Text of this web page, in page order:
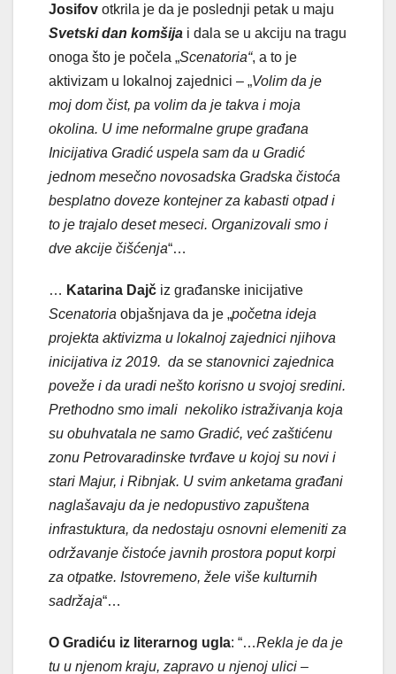
Josifov otkrila je da je poslednji petak u maju
Svetski dan komšija i dala se u akciju na tragu
onoga što je počela „Scenatoria“, a to je
aktivizam u lokalnoj zajednici – „Volim da je
moj dom čist, pa volim da je takva i moja
okolina. U ime neformalne grupe građana
Inicijativa Gradić uspela sam da u Gradić
jednom mesečno novosadska Gradska čistoća
besplatno doveze kontejner za kabasti otpad i
to je trajalo deset meseci. Organizovali smo i
dve akcije čišćenja“…
… Katarina Dajč iz građanske inicijative
Scenatoria objašnjava da je „početna ideja
projekta aktivizma u lokalnoj zajednici njihova
inicijativa iz 2019. da se stanovnici zajednica
poveže i da uradi nešto korisno u svojoj sredini.
Prethodno smo imali nekoliko istraživanja koja
su obuhvatala ne samo Gradić, već zaštićenu
zonu Petrovaradinske tvrđave u kojoj su novi i
stari Majur, i Ribnjak. U svim anketama građani
naglašavaju da je nedopustivo zapuštena
infrastuktura, da nedostaju osnovni elemeniti za
održavanje čistoće javnih prostora poput korpi
za otpatke. Istovremeno, žele više kulturnih
sadržaja“…
O Gradiću iz literarnog ugla: “…Rekla je da je
tu u njenom kraju, zapravo u njenoj ulici –